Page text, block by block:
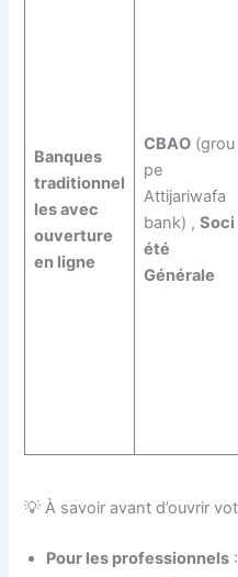
Banques
traditionnel
les avec
ouverture
en ligne
CBAO(grou
pe
Attijariwafa
bank) , Soci
été
Générale
💡 À savoir avant d’ouvrir
Pour les professionnels